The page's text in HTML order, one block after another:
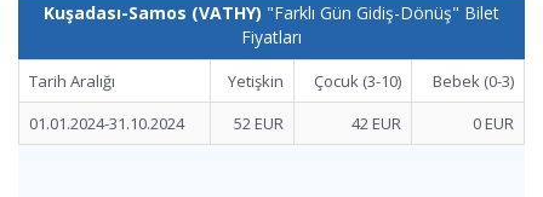
Kuşadası-Samos (VATHY) "Farklı Gün Gidiş-Dönüş" Bilet
Fiyatları
Tarih Aralığı Yetişkin Çocuk (3-10)
Bebek (0-3)
01.01.2024-31.10.2024
52 EUR 42 EUR 0 EUR